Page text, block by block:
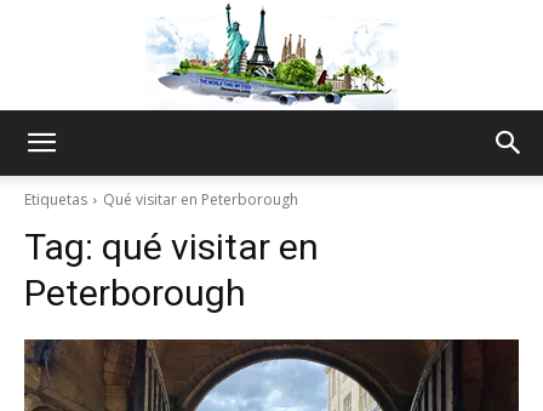
Etiquetas Qué visitar en Peterborough
Tag: qué visitar en
Peterborough